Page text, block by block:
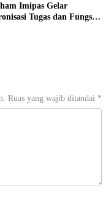
Imipas Gelar
Tugas dan Fungsi
Ruas yang wajib ditandai *